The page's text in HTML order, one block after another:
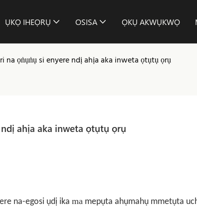
ỤKỌ IHEỌRỤ OSISA ỌKỤ AKWỤKWỌ
na ọṅụṅụ si enyere ndị ahịa aka inweta ọtụtụ ọrụ
ahịa aka inweta ọtụtụ ọrụ
na-egosi ụdị ika ma mepụta ahụmahụ mmetụta